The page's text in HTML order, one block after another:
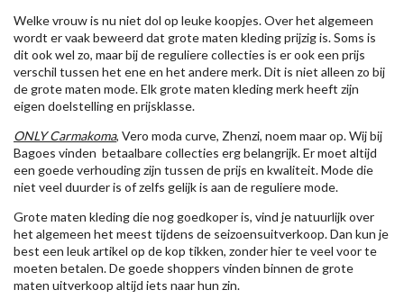
Welke vrouw is nu niet dol op leuke koopjes. Over het algemeen
wordt er vaak beweerd dat grote maten kleding prijzig is. Soms is
dit ook wel zo, maar bij de reguliere collecties is er ook een prijs
verschil tussen het ene en het andere merk. Dit is niet alleen zo bij
de grote maten mode. Elk grote maten kleding merk heeft zijn
eigen doelstelling en prijsklasse.
ONLY Carmakoma, Vero moda curve, Zhenzi, noem maar op. Wij bij
Bagoes vinden betaalbare collecties erg belangrijk. Er moet altijd
een goede verhouding zijn tussen de prijs en kwaliteit. Mode die
niet veel duurder is of zelfs gelijk is aan de reguliere mode.
Grote maten kleding die nog goedkoper is, vind je natuurlijk over
het algemeen het meest tijdens de seizoensuitverkoop. Dan kun je
best een leuk artikel op de kop tikken, zonder hier te veel voor te
moeten betalen. De goede shoppers vinden binnen de grote
maten uitverkoop altijd iets naar hun zin.